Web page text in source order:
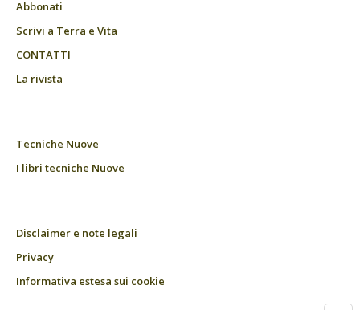
Abbonati
Scrivi a Terra e Vita
CONTATTI
La rivista
Tecniche Nuove
I libri tecniche Nuove
Disclaimer e note legali
Privacy
Informativa estesa sui cookie